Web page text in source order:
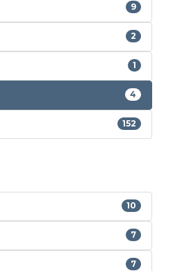
9
2
1
4
152
10
7
7